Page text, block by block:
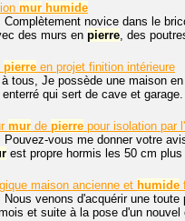
mur humide
Complètement novice dans le
des murs en pierre, des
pierre en projet finition intérieure
tous, Je possède une maison en
qui sert de cave et
mur de pierre pour isolation par
Pouvez-vous me donner votre
est propre hormis les 50 cm
maison ancienne et humide
Nous venons d'acquérir une
et suite à la pose d'un